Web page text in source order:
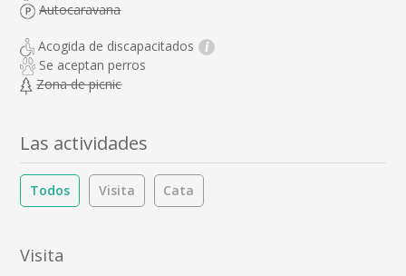
Autocaravana
Acogida de discapacitados i
Se aceptan perros
Zona de picnic
Las actividades
Todos Visita Cata
Visita